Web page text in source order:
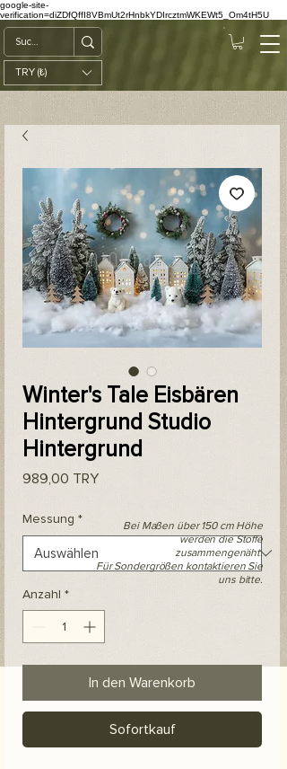
google-site-
verification=diZDfQffI8VBmUt2rHnbkYDIrcztmWKEWt5_Om4tH5U
TRY (₺)
Winter's Tale Eisbären
Hintergrund Studio
Hintergrund
989,00 TRYPreis
Messung *
Anzahl *
In den Warenkorb
Sofortkauf
Bei Maßen über 150 cm Höhe
werden die Stoffe
zusammengenäht.
Für Sondergrößen kontaktieren Sie
uns bitte.